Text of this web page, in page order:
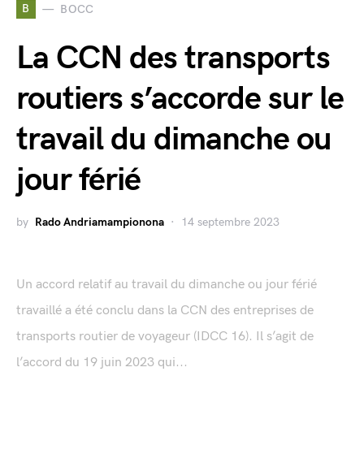
B BOCC
La CCN des transports
routiers s’accorde sur le
travail du dimanche ou
jour férié
by Rado Andriamampionona 14 septembre 2023
Un accord relatif au travail du dimanche ou jour férié
travaillé a été conclu dans la CCN des entreprises de
transports routier de voyageur (IDCC 16). Il s’agit de
l’accord du 19 juin 2023 qui...